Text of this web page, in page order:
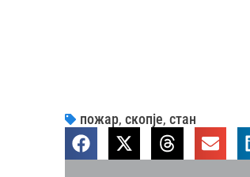
пожар, скопје, стан